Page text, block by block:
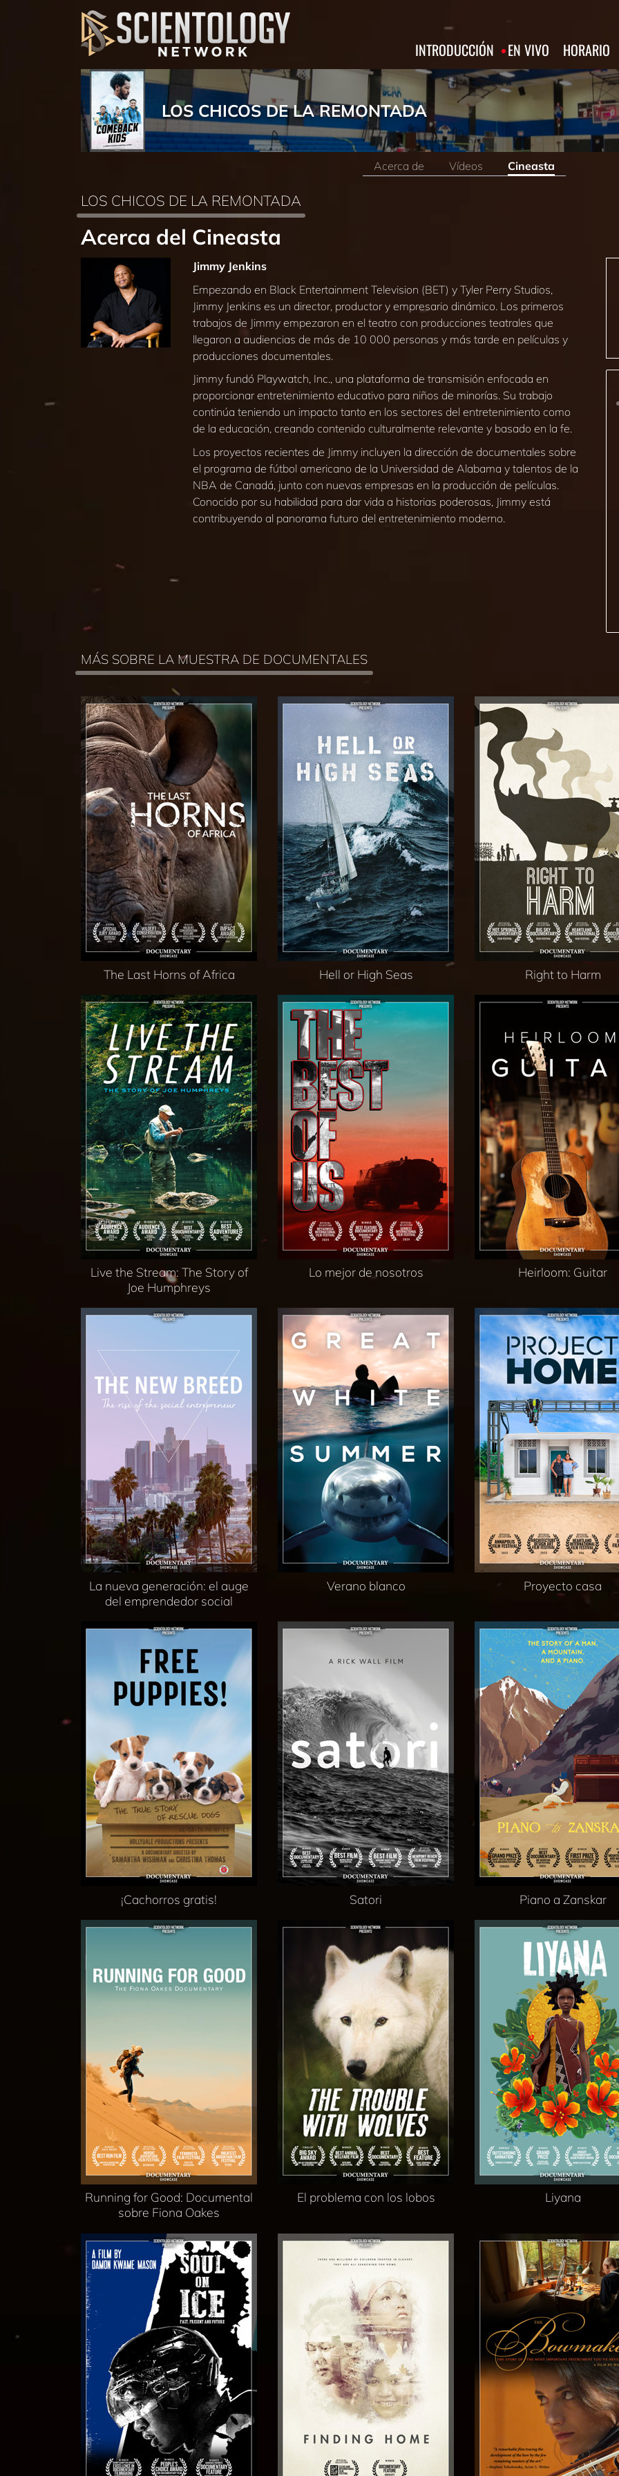
INTRODUCCIÓN EN VIVO HORARIO
LOS CHICOS DE LA REMONTADA
Acerca de Vídeos Cineasta
LOS CHICOS DE LA REMONTADA
Acerca del Cineasta
Jimmy Jenkins
Empezando en Black Entertainment Television (BET) y Tyler Perry Studios,
Jimmy Jenkins es un director, productor y empresario dinámico. Los primeros
trabajos de Jimmy empezaron en el teatro con producciones teatrales que
llegaron a audiencias de más de 10 000 personas y más tarde en películas y
producciones documentales.
Jimmy fundó Playwatch, Inc., una plataforma de transmisión enfocada en
proporcionar entretenimiento educativo para niños de minorías. Su trabajo
continúa teniendo un impacto tanto en los sectores del entretenimiento como
de la educación, creando contenido culturalmente relevante y basado en la fe.
Los proyectos recientes de Jimmy incluyen la dirección de documentales sobre
el programa de fútbol americano de la Universidad de Alabama y talentos de la
NBA de Canadá, junto con nuevas empresas en la producción de películas.
Conocido por su habilidad para dar vida a historias poderosas, Jimmy está
contribuyendo al panorama futuro del entretenimiento moderno.
MÁS SOBRE LA MUESTRA DE DOCUMENTALES
The Last Horns of Africa Hell or High Seas Right to Harm
Live the Stream: The Story of
Joe Humphreys
Lo mejor de nosotros Heirloom: Guitar
La nueva generación: el auge
del emprendedor social
Verano blanco Proyecto casa
¡Cachorros gratis! Satori Piano a Zanskar
Running for Good: Documental
sobre Fiona Oakes
El problema con los lobos Liyana